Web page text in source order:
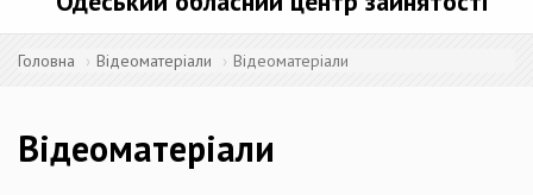
Головна Відеоматеріали Відеоматеріали
Відеоматеріали